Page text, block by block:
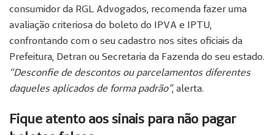
consumidor da RGL Advogados, recomenda fazer uma
avaliação criteriosa do boleto do IPVA e IPTU,
confrontando com o seu cadastro nos sites oficiais da
Prefeitura, Detran ou Secretaria da Fazenda do seu estado.
“Desconfie de descontos ou parcelamentos diferentes
daqueles aplicados de forma padrão”, alerta.
Fique atento aos sinais para não pagar